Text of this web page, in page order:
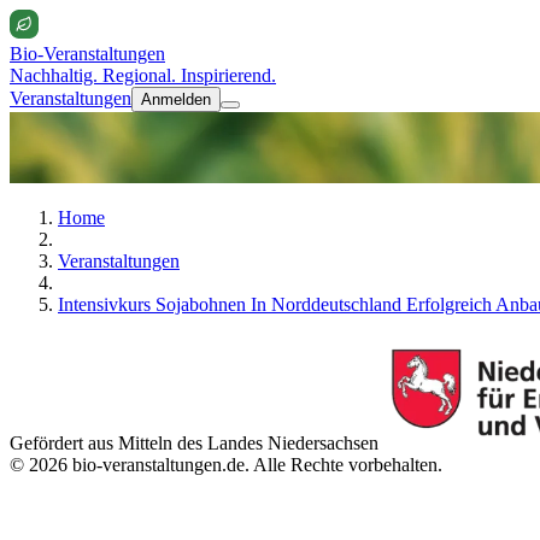
Bio-Veranstaltungen
Nachhaltig. Regional. Inspirierend.
Veranstaltungen Anmelden
Home
Veranstaltungen
Intensivkurs Sojabohnen In Norddeutschland Erfolgreich
Gefördert aus Mitteln des Landes Niedersachsen
© 2026 bio-veranstaltungen.de. Alle Rechte vorbehalten.